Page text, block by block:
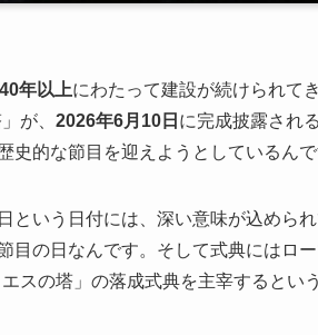
年以上にわたって建設が続けられて
が、 2026年6月10日 に完成披露され
的な節目を迎えようとしているんで
という日付には、深い意味が込めら
の日なんです。そして式典にはロ
スの塔」の落成式典を主宰するとい